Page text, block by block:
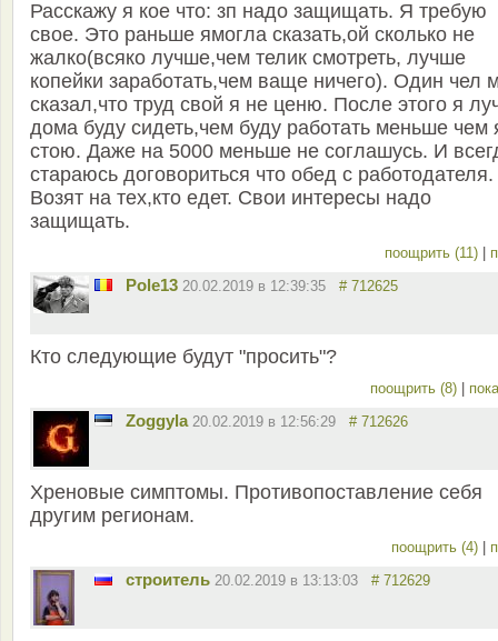
Расскажу я кое что: зп надо защищать. Я требую
свое. Это раньше ямогла сказать,ой сколько не
жалко(всяко лучше,чем телик смотреть, лучше
копейки заработать,чем ваще ничего). Один чел
сказал,что труд свой я не ценю. После этого я
дома буду сидеть,чем буду работать меньше чем
стою. Даже на 5000 меньше не соглашусь. И
стараюсь договориться что обед с работодателя.
Возят на тех,кто едет. Свои интересы надо
защищать.
поощрить (11)
Pole13 20.02.2019 в 12:39:35 # 712625
Кто следующие будут "просить"?
поощрить (8)
Zoggyla 20.02.2019 в 12:56:29 # 712626
Хреновые симптомы. Противопоставление себя
другим регионам.
поощрить (4)
строитель 20.02.2019 в 13:13:03 # 712629